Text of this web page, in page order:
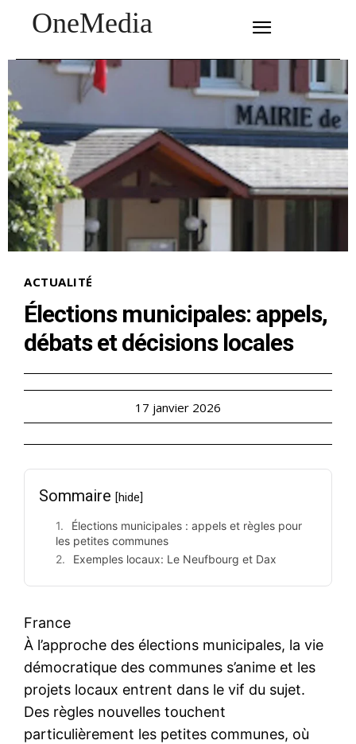
OneMedia
ACTUALITÉ
Élections municipales: appels,
débats et décisions locales
17 janvier 2026
Sommaire [hide]
Élections municipales : appels et règles pour
les petites communes
Exemples locaux: Le Neufbourg et Dax
France
À l’approche des élections municipales, la vie
démocratique des communes s’anime et les
projets locaux entrent dans le vif du sujet.
Des règles nouvelles touchent
particulièrement les petites communes, où